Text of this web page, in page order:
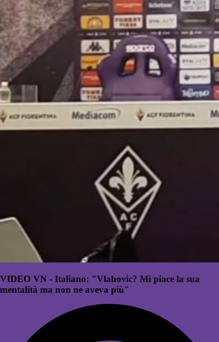
VIDEO VN - Italiano: "Vlahovic? Mi piace la sua
mentalità ma non ne aveva più"